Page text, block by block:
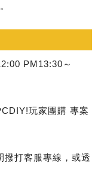
PM13:30～
玩家團購 專案
打客服專線，或透